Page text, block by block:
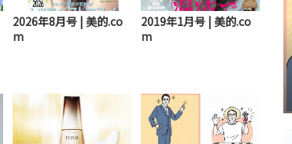
2026年8月号 | 美的.co
m
2019年1月号 | 美的.co
m